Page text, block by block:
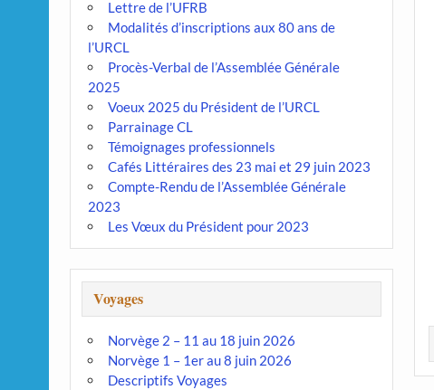
Lettre de l’UFRB
Modalités d’inscriptions aux 80 ans de
l’URCL
Procès-Verbal de l’Assemblée Générale
2025
Voeux 2025 du Président de l’URCL
Parrainage CL
Témoignages professionnels
Cafés Littéraires des 23 mai et 29 juin 2023
Compte-Rendu de l’Assemblée Générale
2023
Les Vœux du Président pour 2023
Voyages
Norvège 2 – 11 au 18 juin 2026
Norvège 1 – 1er au 8 juin 2026
Descriptifs Voyages